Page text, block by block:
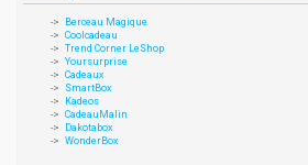
Berceau Magique
Coolcadeau
Trend Corner LeShop
Yoursurprise
Cadeaux
SmartBox
Kadeos
CadeauMalin
Dakotabox
WonderBox